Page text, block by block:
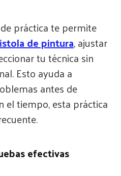
práctica te permite
de pintura, ajustar
tu técnica sin
Esto ayuda a
antes de
el tiempo, esta práctica
efectivas